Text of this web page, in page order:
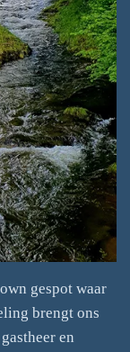
gespot waar
brengt ons
en